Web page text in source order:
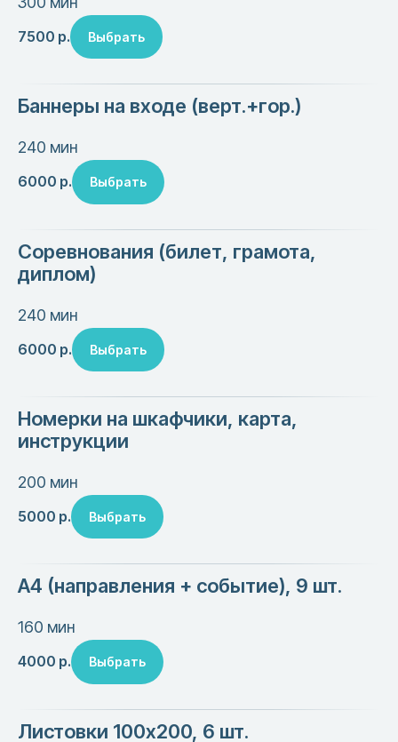
7500 р. Выбрать
Баннеры на входе (верт.+гор.)
240 мин
6000 р. Выбрать
Соревнования (билет, грамота,
диплом)
240 мин
6000 р. Выбрать
Номерки на шкафчики, карта,
инструкции
200 мин
5000 р. Выбрать
А4 (направления + событие), 9 шт.
160 мин
4000 р. Выбрать
Листовки 100х200, 6 шт.